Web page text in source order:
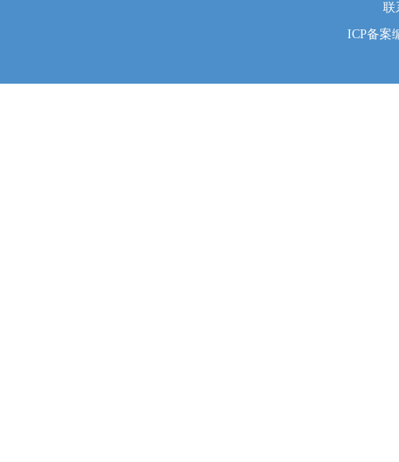
联
ICP备案